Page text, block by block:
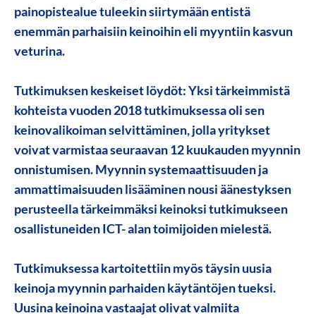
painopistealue tuleekin siirtymään entistä
enemmän parhaisiin keinoihin eli myyntiin kasvun
veturina.
Tutkimuksen keskeiset löydöt:Yksi tärkeimmistä
kohteista vuoden 2018 tutkimuksessa oli sen
keinovalikoiman selvittäminen, jolla yritykset
voivat varmistaa seuraavan 12 kuukauden myynnin
onnistumisen.Myynnin systemaattisuuden ja
ammattimaisuuden lisääminennousi äänestyksen
perusteella tärkeimmäksi keinoksi tutkimukseen
osallistuneiden ICT- alan toimijoiden mielestä.
Tutkimuksessa kartoitettiin myös täysin uusia
keinoja myynnin parhaiden käytäntöjen tueksi.
Uusina keinoina vastaajat olivat valmiita